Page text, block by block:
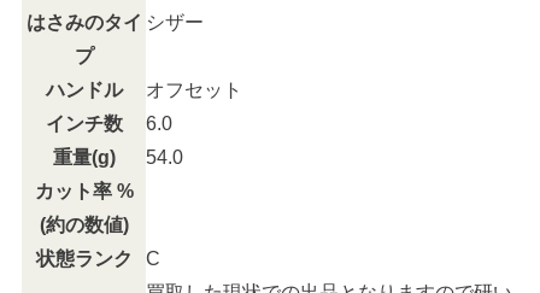
はさみのタイ
プ
シザー
ハンドル
オフセット
インチ数
6.0
重量(g)
54.0
カット率 %
(約の数値)
状態ランク
C